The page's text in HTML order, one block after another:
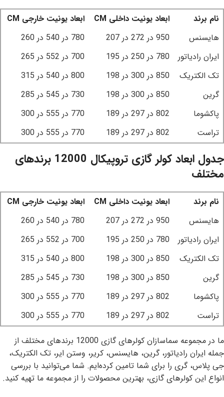
نام برند ابعاد یونیت داخلی CM
ابعاد یونیت خارجی CM
هایسنس
950 در 272 در 207
780 در 540 در 260
ایران رادیاتور
780 در 250 در 195
700 در 552 در 265
تک الکتریک
850 در 300 در 198
800 در 540 در 315
گرین
850 در 300 در 198
730 در 545 در 285
پاکشوما
802 در 297 در 189
770 در 555 در 300
تراست
802 در 297 در 189 770 در 555 در 300
جدول ابعاد کولر گازی تروپیکال 12000 برندهای
مختلف
نام برند ابعاد یونیت داخلی CM
ابعاد یونیت خارجی CM
هایسنس
950 در 272 در 207
780 در 540 در 260
ایران رادیاتور
780 در 250 در 195
700 در 552 در 265
تک الکتریک
850 در 300 در 198
800 در 540 در 315
گرین
850 در 300 در 198
730 در 545 در 285
پاکشوما
802 در 297 در 189
770 در 555 در 300
تراست
802 در 297 در 189
770 در 555 در 300
ما در مجموعه سماسازان
کولرهای گازی 12000 برندهای مختلف از
جمله ایران رادیاتور، گرین، هایسنس، کریر، وستن ایر، تک الکتریک،
جی پلاس، گری را برای شما تامین کرده‌ایم. شما می‌توانید با بررسی
انواع این کولرهای گازی، بهترین محصولات را از مجموعه ما تهیه کنید.